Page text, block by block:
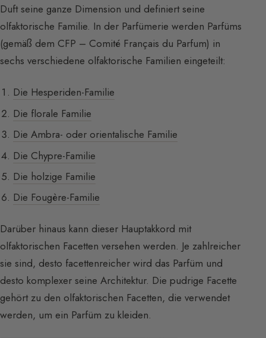
Duft seine ganze Dimension und definiert seine
olfaktorische Familie. In der Parfümerie werden Parfüms
(gemäß dem CFP – Comité Français du Parfum) in
sechs verschiedene olfaktorische Familien eingeteilt:
Die Hesperiden-Familie
Die florale Familie
Die Ambra- oder orientalische Familie
Die Chypre-Familie
Die holzige Familie
Die Fougère-Familie
Darüber hinaus kann dieser Hauptakkord mit
olfaktorischen Facetten versehen werden. Je zahlreicher
sie sind, desto facettenreicher wird das Parfüm und
desto komplexer seine Architektur. Die pudrige Facette
gehört zu den olfaktorischen Facetten, die verwendet
werden, um ein Parfüm zu kleiden.